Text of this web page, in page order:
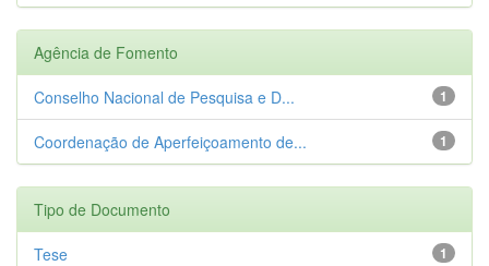
Agência de Fomento
1
Conselho Nacional de Pesquisa e D...
1
Coordenação de Aperfeiçoamento de...
Tipo de Documento
1
Tese